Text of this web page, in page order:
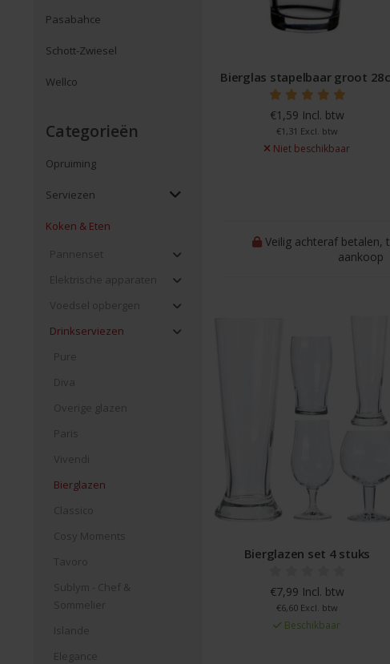
Pasabahce
Schott-Zwiesel
Wellco
Categorieën
Opruiming
Serviezen
Koken & Eten
Pannenset
Elektrische apparaten
Voedsel opbergen
Drinkserviezen
Pure
Diva
Overige glazen
Paris
Vivendi
Bierglazen
Classico
Cosy Moments
Tavoro
Sublym - Chef &
Sommelier
Islande
Elegance
Bierglas stapelbaar groot
€1,59 Incl. btw
€1,31 Excl. btw
Niet beschikbaar
Veilig achteraf betalen,
aankoop
Bierglazen set 4 stuks
€7,99 Incl. btw
€6,60 Excl. btw
Beschikbaar